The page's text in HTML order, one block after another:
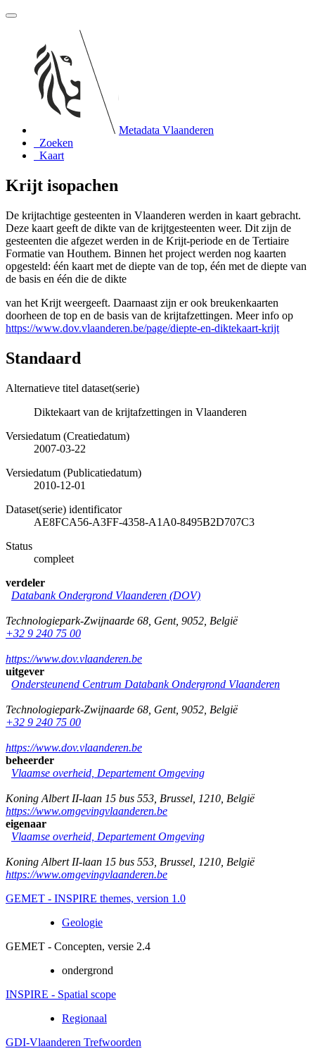
Metadata Vlaanderen
Zoeken
Kaart
Krijt isopachen
De krijtachtige gesteenten in Vlaanderen werden in kaart gebracht.
Deze kaart geeft de dikte van de krijtgesteenten weer. Dit zijn de
gesteenten die afgezet werden in de Krijt-periode en de Tertiaire
Formatie van Houthem. Binnen het project werden nog kaarten
opgesteld: één kaart met de diepte van de top, één met de diepte van
de basis en één die de dikte
van het Krijt weergeeft. Daarnaast zijn er ook breukenkaarten
doorheen de top en de basis van de krijtafzettingen. Meer info op
https://www.dov.vlaanderen.be/page/diepte-en-diktekaart-krijt
Standaard
Alternatieve titel dataset(serie)
Diktekaart van de krijtafzettingen in Vlaanderen
Versiedatum (Creatiedatum)
2007-03-22
Versiedatum (Publicatiedatum)
2010-12-01
Dataset(serie) identificator
AE8FCA56-A3FF-4358-A1A0-8495B2D707C3
Status
compleet
verdeler
Databank Ondergrond Vlaanderen (DOV)
Technologiepark-Zwijnaarde 68 Gent, 9052 België
+32 9 240 75 00
https://www.dov.vlaanderen.be
uitgever
Ondersteunend Centrum Databank Ondergrond Vlaanderen
Technologiepark-Zwijnaarde 68 Gent, 9052 België
+32 9 240 75 00
https://www.dov.vlaanderen.be
beheerder
Vlaamse overheid, Departement Omgeving
Koning Albert II-laan 15 bus 553 Brussel 1210 België
https://www.omgevingvlaanderen.be
eigenaar
Vlaamse overheid, Departement Omgeving
Koning Albert II-laan 15 bus 553 Brussel 1210 België
https://www.omgevingvlaanderen.be
GEMET - INSPIRE themes, version 1.0
Geologie
GEMET - Concepten, versie 2.4
ondergrond
INSPIRE - Spatial scope
Regionaal
GDI-Vlaanderen Trefwoorden